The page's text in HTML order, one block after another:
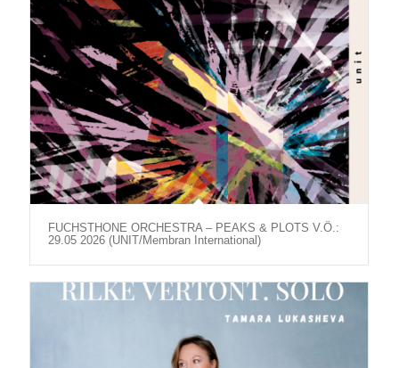
FUCHSTHONE ORCHESTRA – PEAKS & PLOTS V.Ö.:
29.05 2026 (UNIT/Membran International)